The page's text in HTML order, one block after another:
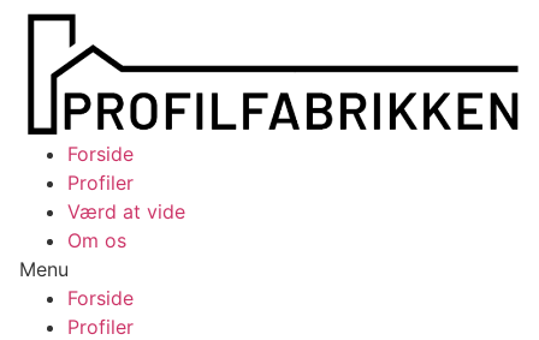
Videre
indhold
Forside
Profiler
Værd at vide
Om os
Menu
Forside
Profiler